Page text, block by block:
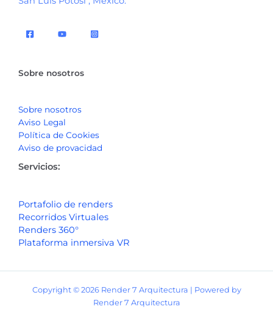
Sobre nosotros
Sobre nosotros
Aviso Legal
Política de Cookies
Aviso de provacidad
Servicios:
Portafolio de renders
Recorridos Virtuales
Renders 360°
Plataforma inmersiva VR
Copyright © 2026 Render 7 Arquitectura | Powered by
Render 7 Arquitectura